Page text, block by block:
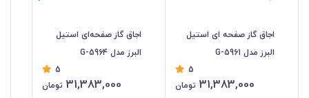
اجاق گاز صفحه ای استیل
البرز مدل G-5961
5
31,383,000 تومان
اجاق گاز صفحه‌ای استیل
البرز مدل G-5964
5
31,383,000 تومان